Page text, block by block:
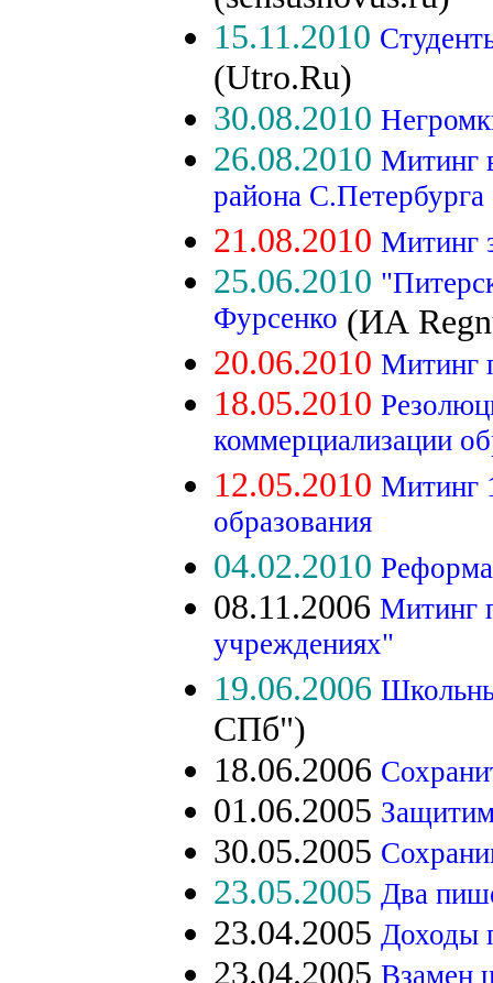
15.11.2010
(Utro.Ru)
30.08.2010
26.08.2010 Митинг
района С.Петербурга
21.08.2010 Митинг
25.06.2010
Фурсенко (ИА
20.06.2010 Митинг
18.05.2010
коммерциализации
12.05.2010 Митинг
образования
04.02.2010 Реформа
08.11.2006 Митинг
учреждениях"
19.06.2006
СПб")
18.06.2006
01.06.2005
30.05.2005
23.05.2005 Два
23.04.2005 Доходы
23.04.2005 Взамен